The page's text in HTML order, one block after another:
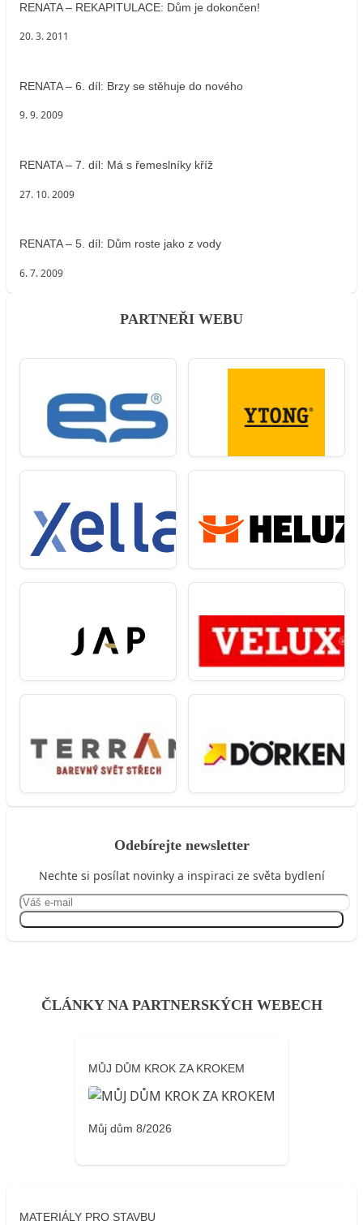
RENATA – REKAPITULACE: Dům je dokončen!
20. 3. 2011
RENATA – 6. díl: Brzy se stěhuje do nového
9. 9. 2009
RENATA – 7. díl: Má s řemeslníky kříž
27. 10. 2009
RENATA – 5. díl: Dům roste jako z vody
6. 7. 2009
PARTNEŘI WEBU
Odebírejte newsletter
Nechte si posílat novinky a inspiraci ze světa bydlení
ČLÁNKY NA PARTNERSKÝCH WEBECH
MŮJ DŮM KROK ZA KROKEM
Můj dům 8/2026
MATERIÁLY PRO STAVBU